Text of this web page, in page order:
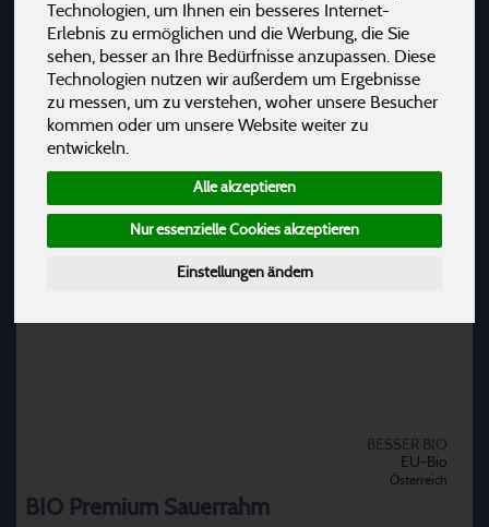
Technologien, um Ihnen ein besseres Internet-
Erlebnis zu ermöglichen und die Werbung, die Sie
sehen, besser an Ihre Bedürfnisse anzupassen. Diese
Technologien nutzen wir außerdem um Ergebnisse
zu messen, um zu verstehen, woher unsere Besucher
kommen oder um unsere Website weiter zu
entwickeln.
Alle akzeptieren
Nur essenzielle Cookies akzeptieren
Einstellungen ändern
BESSER BIO
EU-Bio
Österreich
BIO Premium Sauerrahm